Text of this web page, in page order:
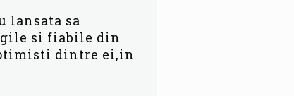
lansata sa
si fiabile din
dintre ei,in